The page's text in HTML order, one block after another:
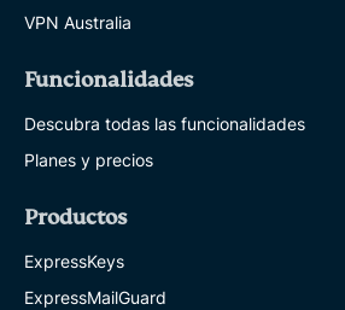
VPN Australia
Funcionalidades
Descubra todas las funcionalidades
Planes y precios
Productos
ExpressKeys
ExpressMailGuard